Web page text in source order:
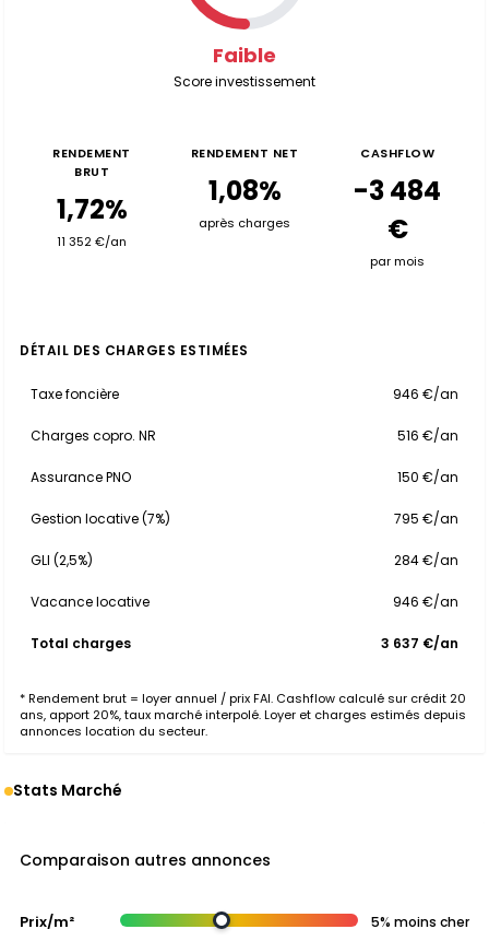
Faible
Score investissement
RENDEMENT
BRUT
1,72%
11 352 €/an
RENDEMENT NET
1,08%
après charges
CASHFLOW
-3 484
€
par mois
DÉTAIL DES CHARGES ESTIMÉES
Taxe foncière 946 €/an
Charges copro. NR 516 €/an
Assurance PNO 150 €/an
Gestion locative (7%) 795 €/an
GLI (2,5%) 284 €/an
Vacance locative 946 €/an
Total charges 3 637 €/an
* Rendement brut = loyer annuel / prix FAI. Cashflow calculé sur crédit 20
ans, apport 20%, taux marché interpolé. Loyer et charges estimés depuis
annonces location du secteur.
Stats Marché
Comparaison autres annonces
Prix/m² 5% moins cher